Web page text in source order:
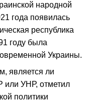
народной
года появилась
республика
году была
Украины.
является ли
или УНР, отметил
политики